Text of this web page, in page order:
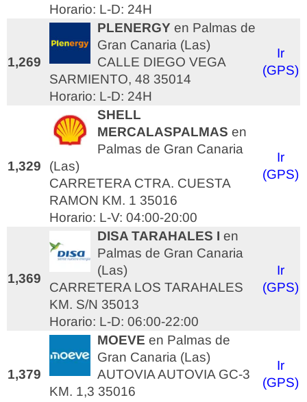
Horario: L-D: 24H
1,269
PLENERGY en Palmas de
Gran Canaria (Las)
CALLE DIEGO VEGA
SARMIENTO, 48 35014
Horario: L-D: 24H
Ir
(GPS)
1,329
SHELL
MERCALASPALMAS en
Palmas de Gran Canaria
(Las)
CARRETERA CTRA. CUESTA
RAMON KM. 1 35016
Horario: L-V: 04:00-20:00
Ir
(GPS)
1,369
DISA TARAHALES I en
Palmas de Gran Canaria
(Las)
CARRETERA LOS TARAHALES
KM. S/N 35013
Horario: L-D: 06:00-22:00
Ir
(GPS)
1,379
MOEVE en Palmas de
Gran Canaria (Las)
AUTOVIA AUTOVIA GC-3
KM. 1,3 35016
Ir
(GPS)